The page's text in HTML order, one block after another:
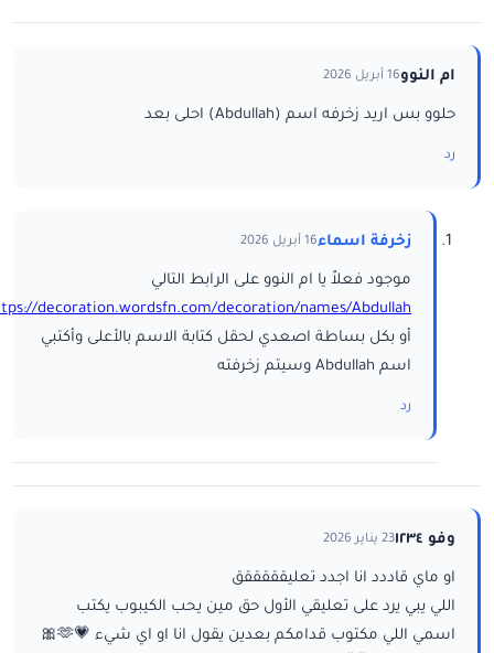
ام النوو16 أبريل 2026
حلوو بس اريد زخرفه اسم (Abdullah) احلى بعد
رد
زخرفة اسماء16 أبريل 2026
موجود فعلاً يا ام النوو على الرابط التالي
decoration.wordsfn.com/decoration/names/Abdullah/
أو بكل بساطة اصعدي لحقل كتابة الاسم بالأعلى وأكتبي
اسم Abdullah وسيتم زخرفته
رد
وفو ١٢٣٤ 23 يناير 2026
او ماي قاددد انا اجدد تعليقققققق
اللي يبي يرد على تعليقي الأول حق مين يحب الكيبوب يكتب
اسمي اللي مكتوب قدامكم بعدين يقول انا او اي شيء 💗🫶🎀